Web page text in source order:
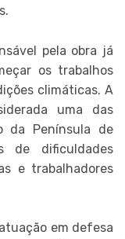
pela obra já
os trabalhos
climáticas. A
uma das
da Península de
de dificuldades
e trabalhadores
em defesa